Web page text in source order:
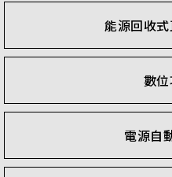
能源回收
數
電源自